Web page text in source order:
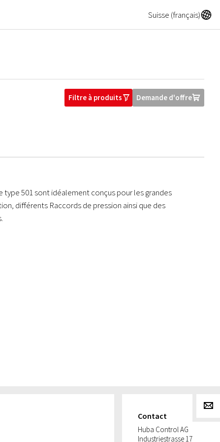
Suisse (français)A
Filtre à produitsO Demande d'offreU
501 sont idéalement conçus pour les grandes
différents Raccords de pression ainsi que des
Contact
Huba Control AG
Industriestrasse 17
g